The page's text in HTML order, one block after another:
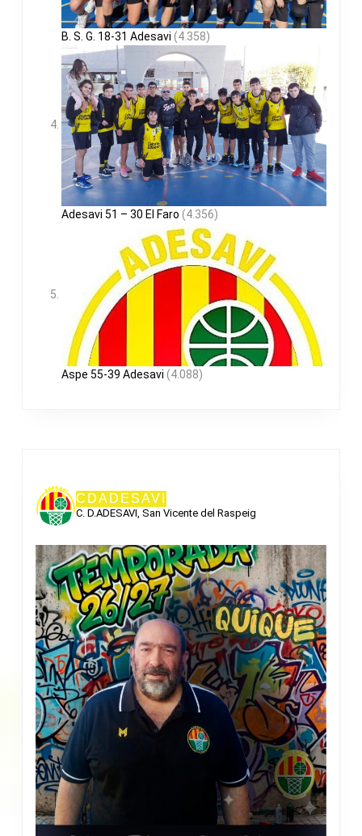
B. S. G. 18-31 Adesavi (4.358)
Adesavi 51 – 30 El Faro (4.356)
Aspe 55-39 Adesavi (4.088)
CDADESAVI
C. D.ADESAVI, San Vicente del Raspeig